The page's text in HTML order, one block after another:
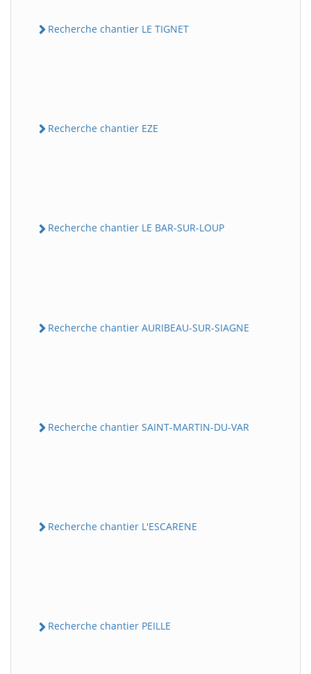
Recherche chantier LE TIGNET
Recherche chantier EZE
Recherche chantier LE BAR-SUR-LOUP
Recherche chantier AURIBEAU-SUR-SIAGNE
Recherche chantier SAINT-MARTIN-DU-VAR
Recherche chantier L'ESCARENE
Recherche chantier PEILLE